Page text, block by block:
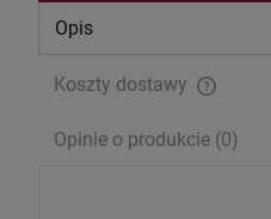
Opis
Koszty dostawy
Opinie o produkcie (0)